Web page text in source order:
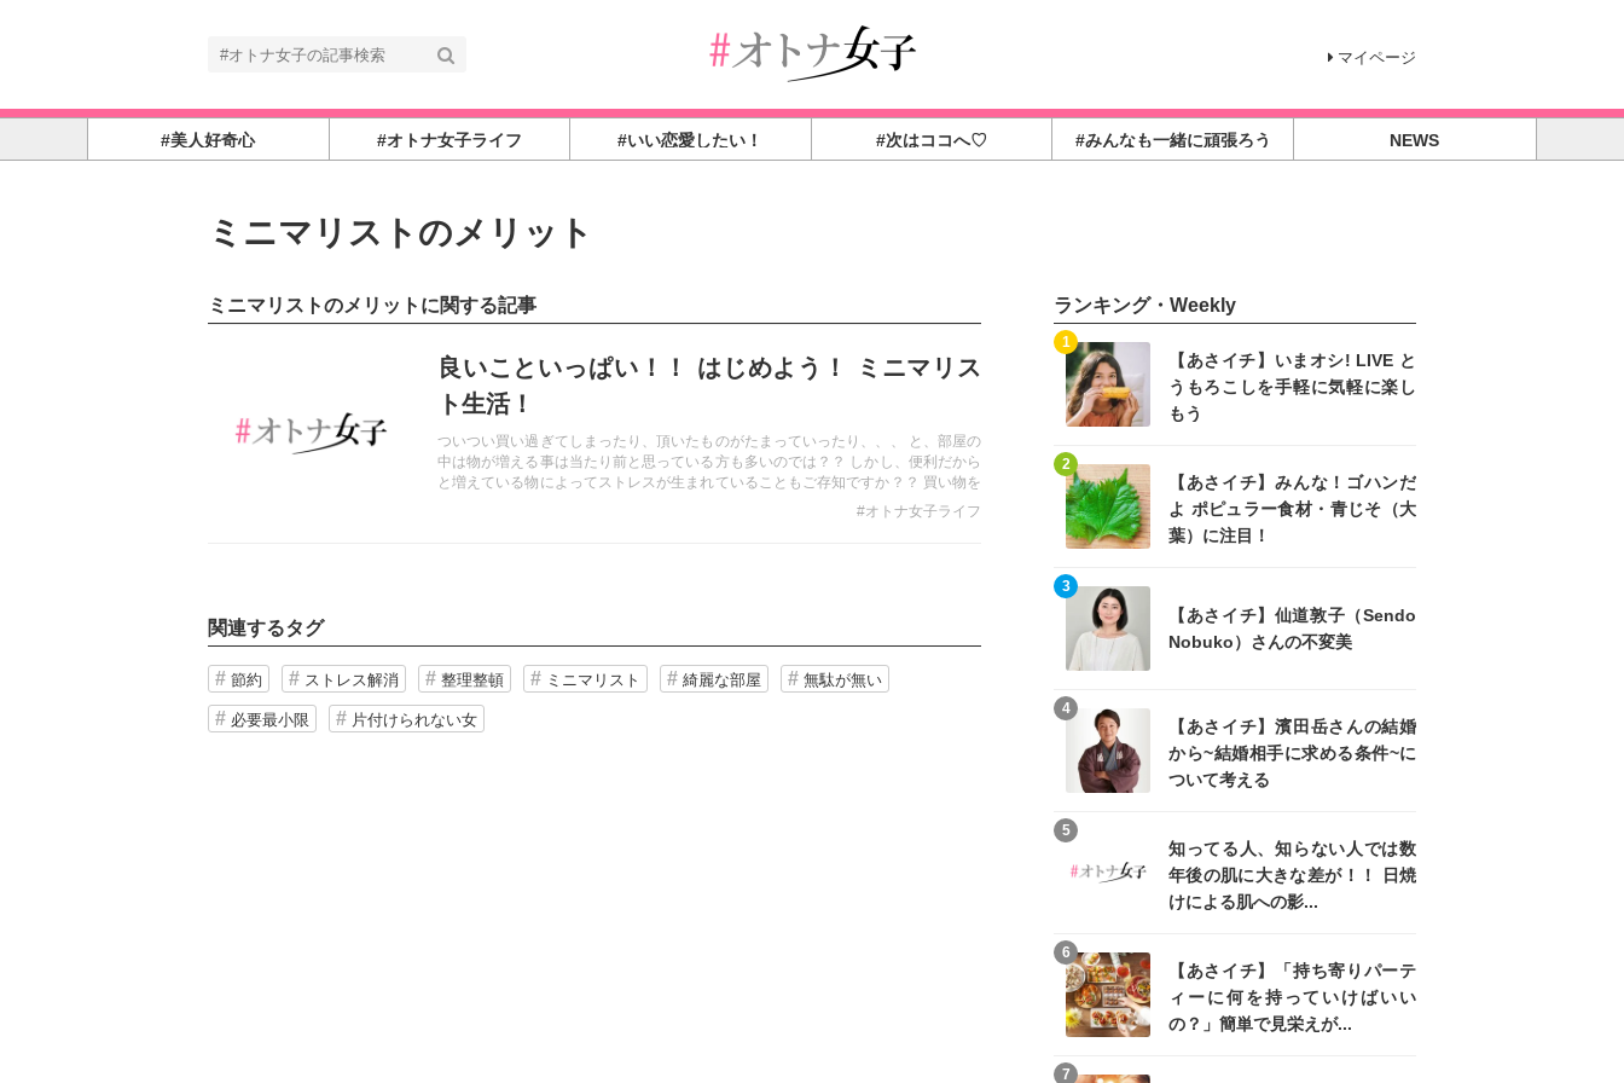
マイページ
#美人好奇心 #オトナ女子ライフ #いい恋愛したい！ #次はココへ♡ #みんなも一緒に頑張ろう NEWS
ミニマリストのメリット
ミニマリストのメリットに関する記事
良いこといっぱい！！ はじめよう！ ミニマリス
ト生活！
ついつい買い過ぎてしまったり、頂いたものがたまっていったり、、、 と、部屋の
中は物が増える事は当たり前と思っている方も多いのでは？？ しかし、便利だから
と増えている物によってストレスが生まれていることもご存知ですか？？ 買い物を
する時間、探し物をする時間、ミニマリスト生活を始めてみるとそのような時間も
解消され有意義な時間の使い方ができるようになるかもしれません！！
#オトナ女子ライフ
関連するタグ
節約 ストレス解消 整理整頓 ミニマリスト 綺麗な部屋 無駄が無い
必要最小限 片付けられない女
ランキング・Weekly
【あさイチ】いまオシ! LIVE と
うもろこしを手軽に気軽に楽し
もう
1
【あさイチ】みんな！ゴハンだ
よ ポピュラー食材・青じそ（大
葉）に注目！
2
【あさイチ】仙道敦子（Sendo
Nobuko）さんの不変美
3
【あさイチ】濱田岳さんの結婚
から~結婚相手に求める条件~に
ついて考える
4
知ってる人、知らない人では数
年後の肌に大きな差が！！ 日焼
けによる肌への影...
5
【あさイチ】「持ち寄りパーテ
ィーに何を持っていけばいい
の？」簡単で見栄えが...
6
7